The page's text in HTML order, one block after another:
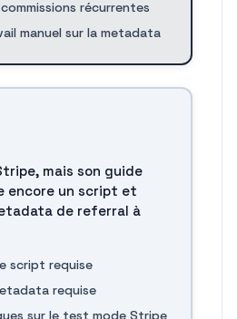
récurrentes
manuel sur la metadata
mais son guide
encore un script et
de referral à
script requise
requise
sur le test mode Stripe